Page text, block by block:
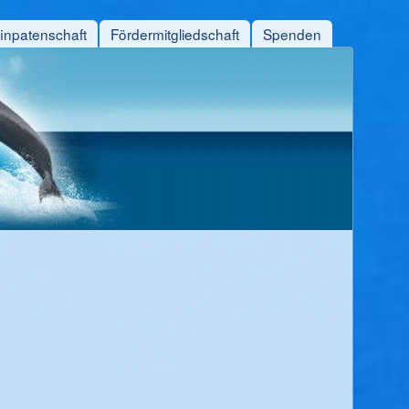
Fördermitgliedschaft Spenden